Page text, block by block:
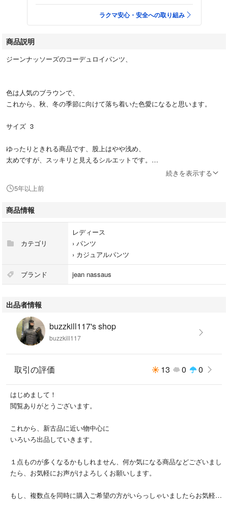
ラクマ安心・安全への取り組み
商品説明
ジーンナッソーズのコーデュロイパンツ、
色は人気のブラウンで、
これから、秋、冬の季節に向けて落ち着いた色愛になると思います。
サイズ 3
ゆったりときれる商品です、股上はやや浅め、
太めですが、スッキリと見えるシルエットです。
目立った傷や汚れなどはありませんが、
詳しくは写真をご確認下さい。
続きを表示する
5年以上前
商品情報
カテゴリ
レディース
› パンツ
› カジュアルパンツ
ブランド jean nassaus
出品者情報
buzzkill117's shop
buzzkill117
取引の評価 13 0 0
はじめまして！
閲覧ありがとうございます。
これから、新古品に近い物中心に
いろいろ出品していきます。
１点ものが多くなるかもしれません、何か気になる商品などございまし
たら、お気軽にお声がけよろしくお願いします。
もし、複数点を同時に購入ご希望の方がいらっしゃいましたらお気軽に